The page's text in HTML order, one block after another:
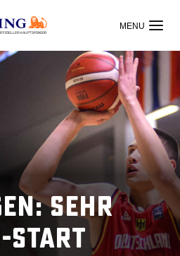
HAUPTSPONSOR
Sehr
Start